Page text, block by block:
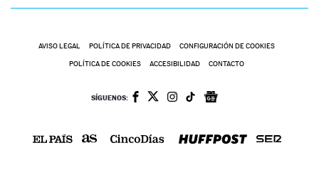
AVISO LEGAL POLÍTICA DE PRIVACIDAD CONFIGURACIÓN DE COOKIES
POLÍTICA DE COOKIES ACCESIBILIDAD CONTACTO
SÍGUENOS: